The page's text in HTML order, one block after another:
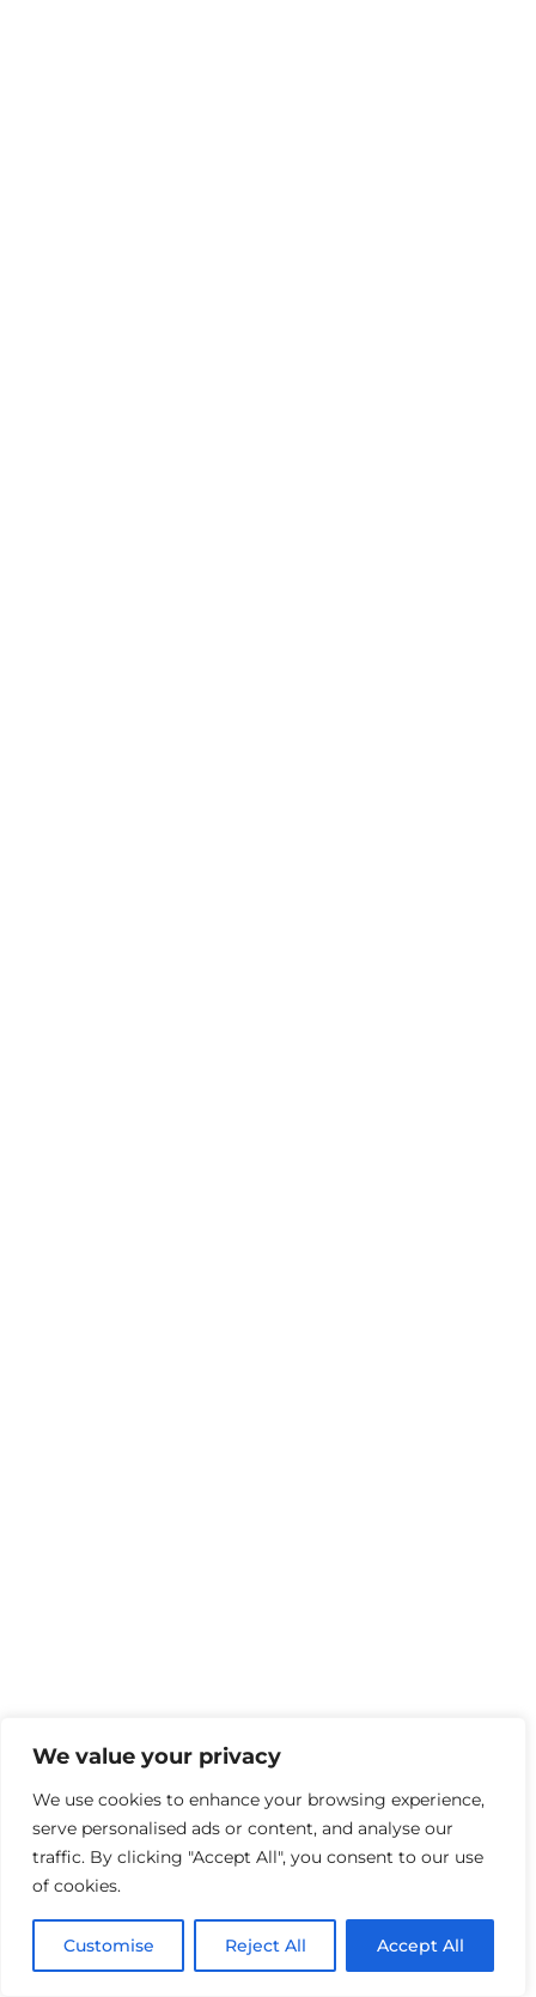
We value your privacy
We use cookies to enhance your browsing experience,
serve personalised ads or content, and analyse our
traffic. By clicking "Accept All", you consent to our use
of cookies.
Customise Reject All Accept All